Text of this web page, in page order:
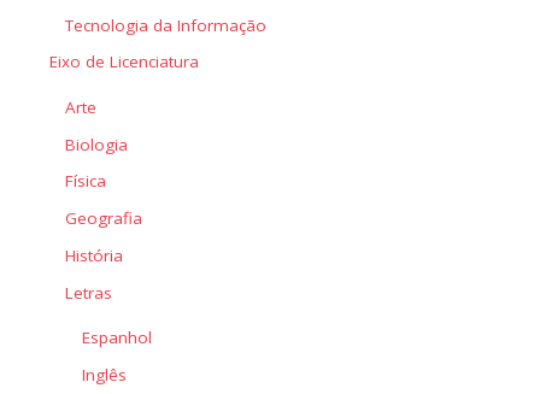
Tecnologia da Informação
Eixo de Licenciatura
Arte
Biologia
Física
Geografia
História
Letras
Espanhol
Inglês